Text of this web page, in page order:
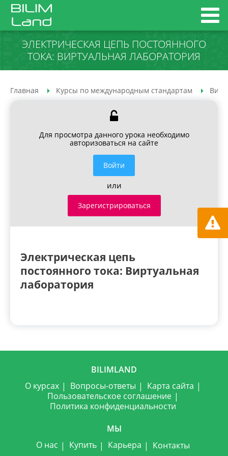
ЭЛЕКТРИЧЕСКАЯ ЦЕПЬ ПОСТОЯННОГО
ТОКА: ВИРТУАЛЬНАЯ ЛАБОРАТОРИЯ
Главная Курсы по международным стандартам
Для просмотра данного урока необходимо
авторизоваться на сайте
Войти
или
Зарегистрироваться
Электрическая цепь
постоянного тока: Виртуальная
лаборатория
BILIMLAND
О курсах
Вопросы-ответы
Карта сайта
Пользовательское соглашение
Политика конфиденциальности
МЫ
О нас
Купить Карьера Контакты